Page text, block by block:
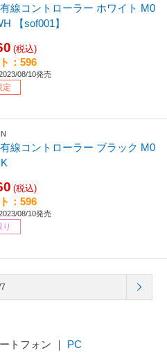
線コントローラー ホワイト M0
【sof001】
(税込)
：596
08/10発売
定
線コントローラー ブラック M0
(税込)
：596
08/10発売
トフォン ｜ PC